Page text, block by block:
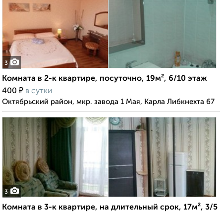
3
Комната в 2-к квартире, посуточно, 19м², 6/10 этаж
400 ₽ в сутки
Октябрьский район, мкр. завода 1 Мая, Карла Либкнехта 67
3
Комната в 3-к квартире, на длительный срок, 17м², 3/5